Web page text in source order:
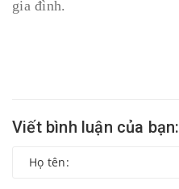
gia đình.
Viết bình luận của bạn: